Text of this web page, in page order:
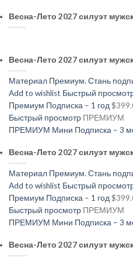
Весна-Лето 2027 силуэт
Весна-Лето 2027 силуэт
Материал Премиум. Стань
Add to wishlist Быстрый
Премиум Подписка – 1 год
Быстрый просмотр ПРЕМИУМ
ПРЕМИУМ Мини Подписка – 3
Весна-Лето 2027 силуэт
Материал Премиум. Стань
Add to wishlist Быстрый
Премиум Подписка – 1 год
Быстрый просмотр ПРЕМИУМ
ПРЕМИУМ Мини Подписка – 3
Весна-Лето 2027 силуэт